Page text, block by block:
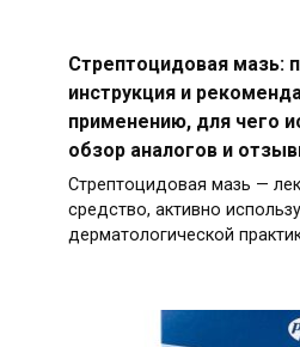
Стрептоцидовая мазь:
инструкция и
применению, для чего
обзор аналогов и
Стрептоцидовая мазь —
средство, активно
дерматологической